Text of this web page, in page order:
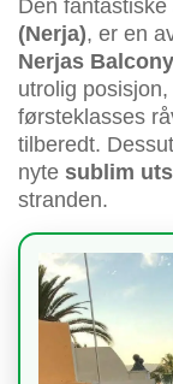
Den
(Nerja), er en
Nerjas
utrolig
førsteklasses
tilberedt.
nyte sublim
stranden.